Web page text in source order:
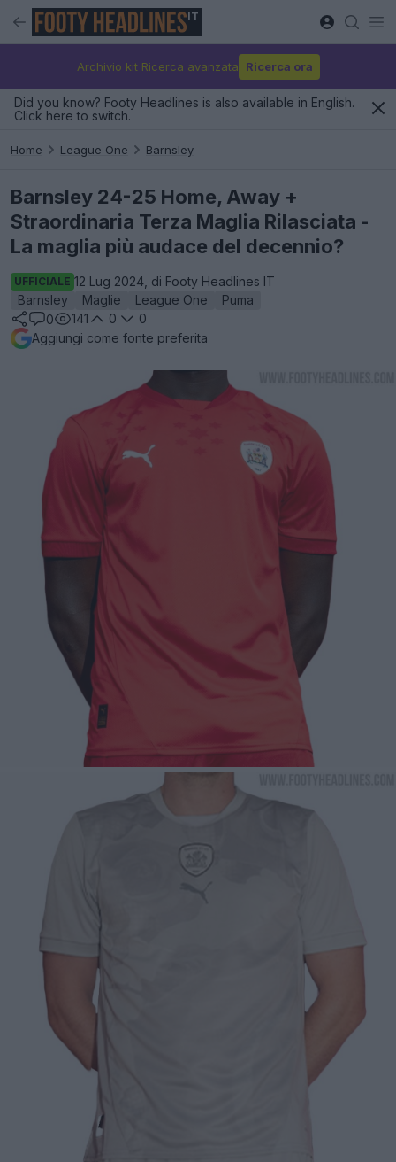
IT
Archivio kit Ricerca avanzata Ricerca ora
Did you know? Footy Headlines is also available in English.
Click here to switch.
Home League One Barnsley
Barnsley 24-25 Home, Away +
Straordinaria Terza Maglia Rilasciata -
La maglia più audace del decennio?
UFFICIALE 12 Lug 2024, di Footy Headlines IT
Barnsley
Maglie League One
Puma
0
141 0
0
Aggiungi come fonte preferita